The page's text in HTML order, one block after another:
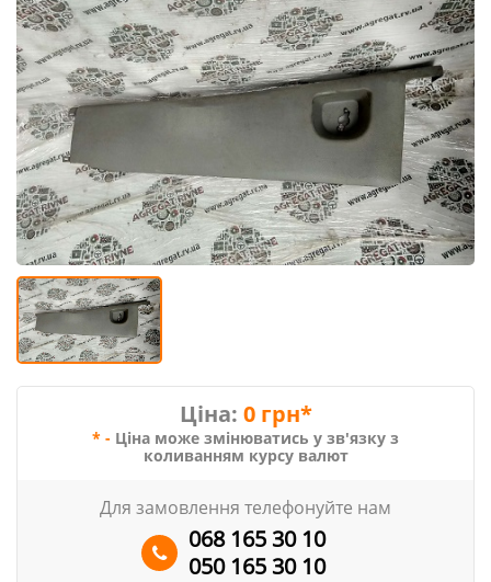
Ціна: 0 грн*
* - Ціна може змінюватись у зв'язку з
коливанням курсу валют
Для замовлення телефонуйте нам
068 165 30 10
050 165 30 10